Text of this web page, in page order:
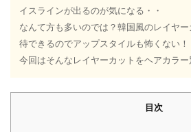
イスラインが出るのが気になる・・
なんて方も多いのでは？韓国風のレイヤ
待できるのでアップスタイルも怖くない！
今回はそんなレイヤーカットをヘアカラー
目次